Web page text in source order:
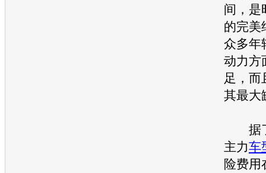
间，是
的完美
众多年
动力方
足，而
其最大
据
主力车
险费用